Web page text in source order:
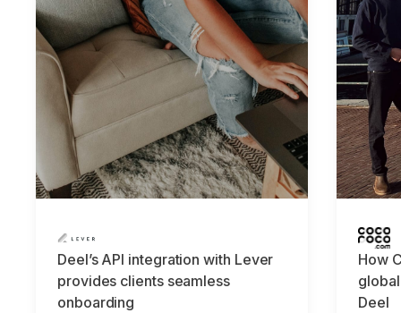
Deel’s API integration with Lever
provides clients seamless
onboarding
How
Deel